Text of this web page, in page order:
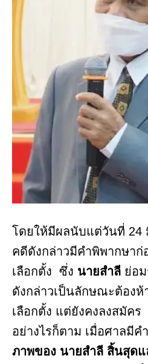
โดยให้มีผลนับแต่วันที่ 24
คดีดังกล่าวมีคำพิพากษา
เลือกตั้ง ซึ่ง นายสำลี ย่อ
ดังกล่าวเป็นลักษณะต้องห้
เลือกตั้ง แต่ยังคงลงสมัคร
อย่างไรก็ตาม เมื่อศาลมีค
ภาพของ นายสำลี สิ้นสุดแ